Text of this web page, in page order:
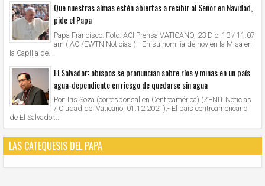
Que nuestras almas estén abiertas a recibir al Señor en Navidad,
pide el Papa
Papa Francisco. Foto: ACI Prensa VATICANO, 23 Dic. 13 / 11:07
am ( ACI/EWTN Noticias ).- En su homilía de hoy en la Misa en
la Capilla de...
El Salvador: obispos se pronuncian sobre ríos y minas en un país
agua-dependiente en riesgo de quedarse sin agua
Por: Iris Soza (corresponsal en Centroamérica) (ZENIT Noticias
/ Ciudad del Vaticano, 01.12.2021).- El país centroamericano
de El Salvador...
LAS CATEQUESIS DEL PAPA